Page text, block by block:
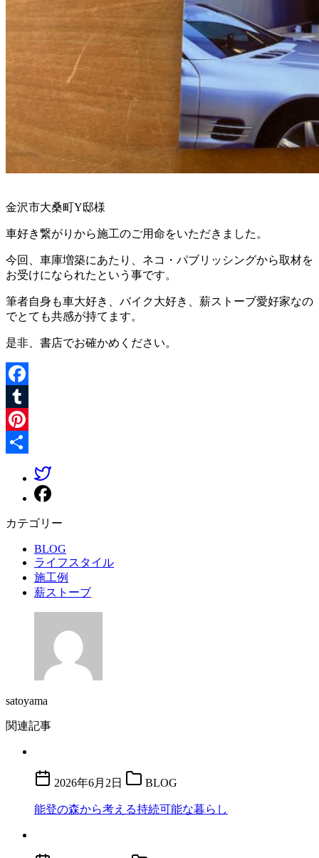
金沢市大桑町Y邸様
車好き繋がりから施工のご用命をいただきました。
今回、車庫増築にあたり、ネコ・パブリッシングから取材を
お受けになられたという事です。
筆者自身も車大好き、バイク大好き、薪ストーブ愛好家なの
でとても共感が持てます。
是非、書店でお確かめください。
Facebook
Tumblr
Pinterest
カテゴリー
BLOG
ライフスタイル
施工例
薪ストーブ
satoyama
関連記事
2026年6月2日 BLOG
能登の森から考える持続可能な暮らし